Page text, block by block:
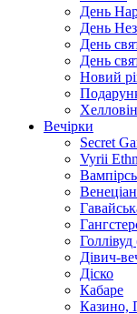
День
День
День
День
Новий
Вечірки
Secret
Vyrii
Дівич-
Діско
Кабаре
Казино,